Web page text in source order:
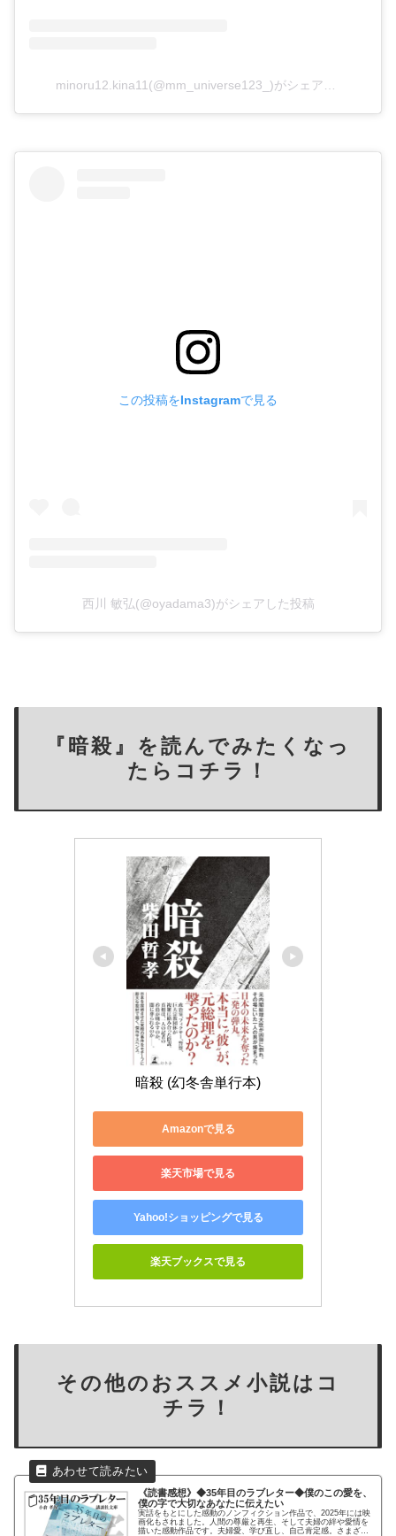
この投稿をInstagramで見る
西川 敏弘(@oyadama3)がシェアした投稿
『暗殺』を読んでみたくなっ
たらコチラ！
暗殺 (幻冬舎単行本)
Amazonで見る
楽天市場で見る
Yahoo!ショッピングで見る
楽天ブックスで見る
その他のおススメ小説はコ
チラ！
《読書感想》◆35年目のラブレター◆僕のこの愛を、
僕の字で大切なあなたに伝えたい
実話をもとにした感動のノンフィクション作品で、2025年には映
画化もされました。人間の尊厳と再生、そして夫婦の絆や愛情を
描いた感動作品です。夫婦愛、学び直し、自己肯定感。さまざま